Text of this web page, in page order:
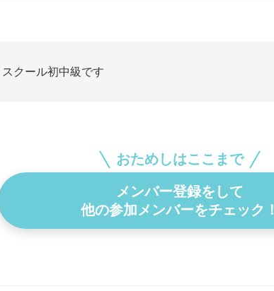
スクール初中級です
おためしはここまで
メンバー登録をして
他の参加メンバーをチェック！